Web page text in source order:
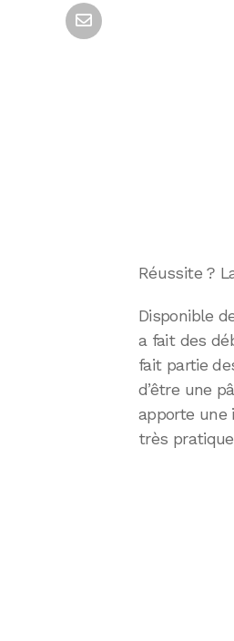
Réussite ?
Disponible
a fait des
fait partie
d’être une
apporte
très